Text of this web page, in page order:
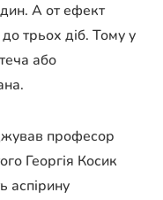
А от ефект
трьох діб. Тому у
або
професор
Георгія Косик
аспірину